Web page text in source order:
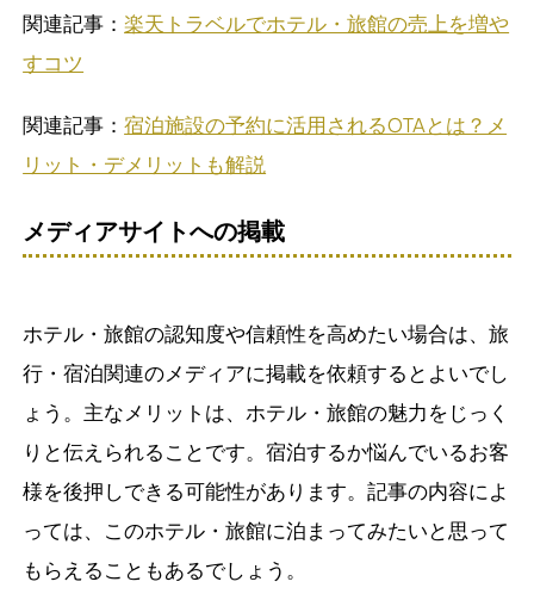
関連記事：楽天トラベルでホテル・旅館の売上を増や
すコツ
関連記事：宿泊施設の予約に活用されるOTAとは？メ
リット・デメリットも解説
メディアサイトへの掲載
ホテル・旅館の認知度や信頼性を高めたい場合は、旅
行・宿泊関連のメディアに掲載を依頼するとよいでし
ょう。主なメリットは、ホテル・旅館の魅力をじっく
りと伝えられることです。宿泊するか悩んでいるお客
様を後押しできる可能性があります。記事の内容によ
っては、このホテル・旅館に泊まってみたいと思って
もらえることもあるでしょう。